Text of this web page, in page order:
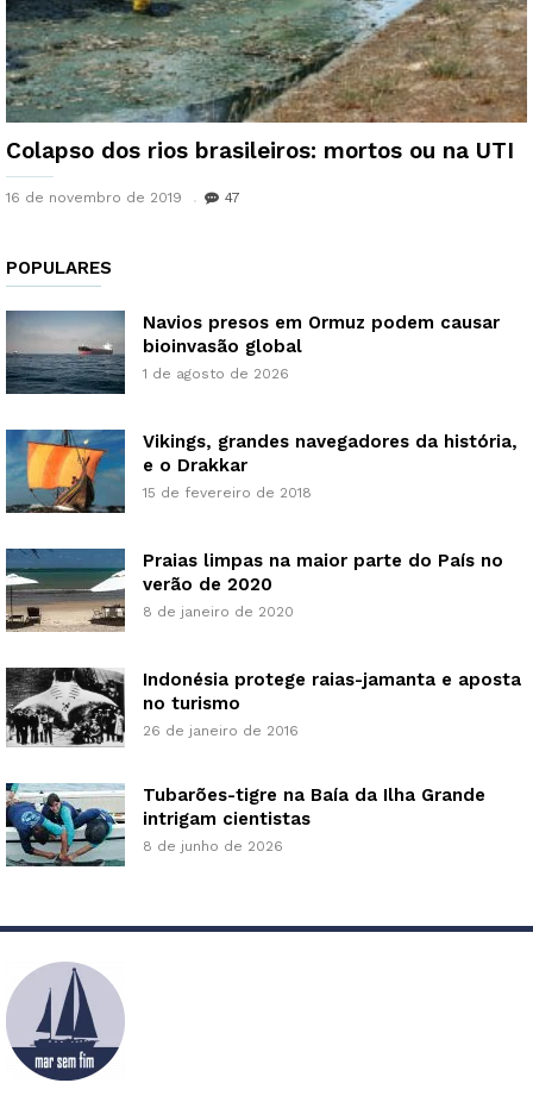
Colapso dos rios brasileiros: mortos ou na UTI
16 de novembro de 2019 47
POPULARES
Navios presos em Ormuz podem causar
bioinvasão global
1 de agosto de 2026
Vikings, grandes navegadores da história,
e o Drakkar
15 de fevereiro de 2018
Praias limpas na maior parte do País no
verão de 2020
8 de janeiro de 2020
Indonésia protege raias-jamanta e aposta
no turismo
26 de janeiro de 2016
Tubarões-tigre na Baía da Ilha Grande
intrigam cientistas
8 de junho de 2026